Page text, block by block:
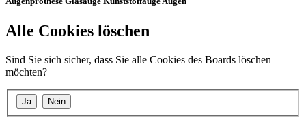
Alle Cookies löschen
Sind Sie sich sicher, dass Sie alle Cookies des Boards löschen
möchten?